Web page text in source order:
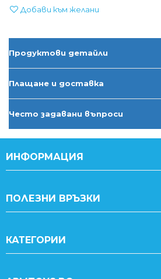
Добави към желани
Продуктови детайли
Плащане и доставка
Често задавани въпроси
ИНФОРМАЦИЯ
ПОЛЕЗНИ ВРЪЗКИ
КАТЕГОРИИ